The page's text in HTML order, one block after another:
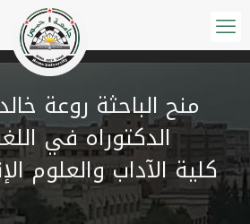
منح الباحثة روعة
الدكتوراه في
كلية الآداب والعلوم